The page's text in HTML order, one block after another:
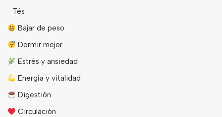
Tés
Bajar de peso
Dormir mejor
Estrés y ansiedad
Energîa y vitalidad
Digestión
Circulación